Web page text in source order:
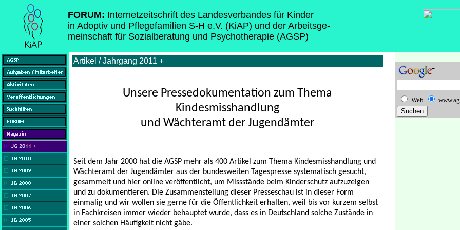
FORUM: Internetzeitschrift des Landesverbandes für Kinder
in Adoptiv und Pflegefamilien S-H e.V. (KiAP) und der Arbeitsge-
meinschaft für Sozialberatung und Psychotherapie (AGSP)
Artikel / Jahrgang 2011 +
Unsere Pressedokumentation zum Thema
Kindesmisshandlung
und Wächteramt der Jugendämter
Seit dem Jahr 2000 hat die AGSP mehr als 400 Artikel zum Thema Kindesmisshandlung und
Wächteramt der Jugendämter aus der bundesweiten Tagespresse systematisch gesucht,
gesammelt und hier online veröffentlicht, um Missstände beim Kinderschutz aufzuzeigen
und zu dokumentieren. Die Zusammenstellung dieser Presseschau ist in dieser Form
einmalig und wir wollen sie gerne für die Öffentlichkeit erhalten, weil bis vor kurzem selbst
in Fachkreisen immer wieder behauptet wurde, dass es in Deutschland solche Zustände in
einer solchen Häufigkeit nicht gäbe.
Web